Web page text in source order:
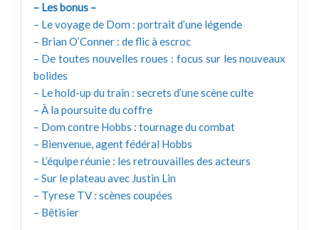
– Les bonus –
– Le voyage de Dom : portrait d’une légende
– Brian O’Conner : de flic à escroc
– De toutes nouvelles roues : focus sur les nouveaux
bolides
– Le hold-up du train : secrets d’une scène culte
– À la poursuite du coffre
– Dom contre Hobbs : tournage du combat
– Bienvenue, agent fédéral Hobbs
– L’équipe réunie : les retrouvailles des acteurs
– Sur le plateau avec Justin Lin
– Tyrese TV : scènes coupées
– Bêtisier